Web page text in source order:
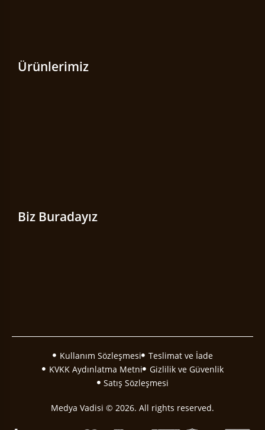
Ürünlerimiz
Biz Buradayız
Kullanım Sözleşmesi
Teslimat ve İade
KVKK Aydınlatma Metni
Gizlilik ve Güvenlik
Satış Sözleşmesi
Medya Vadisi © 2026. All rights reserved.